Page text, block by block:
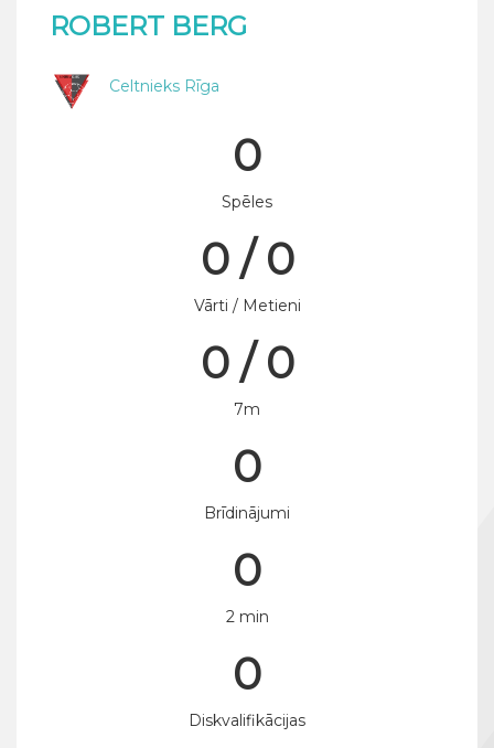
ROBERT BERG
Celtnieks Rīga
0
Spēles
0 / 0
Vārti / Metieni
0 / 0
7m
0
Brīdinājumi
0
2 min
0
Diskvalifikācijas